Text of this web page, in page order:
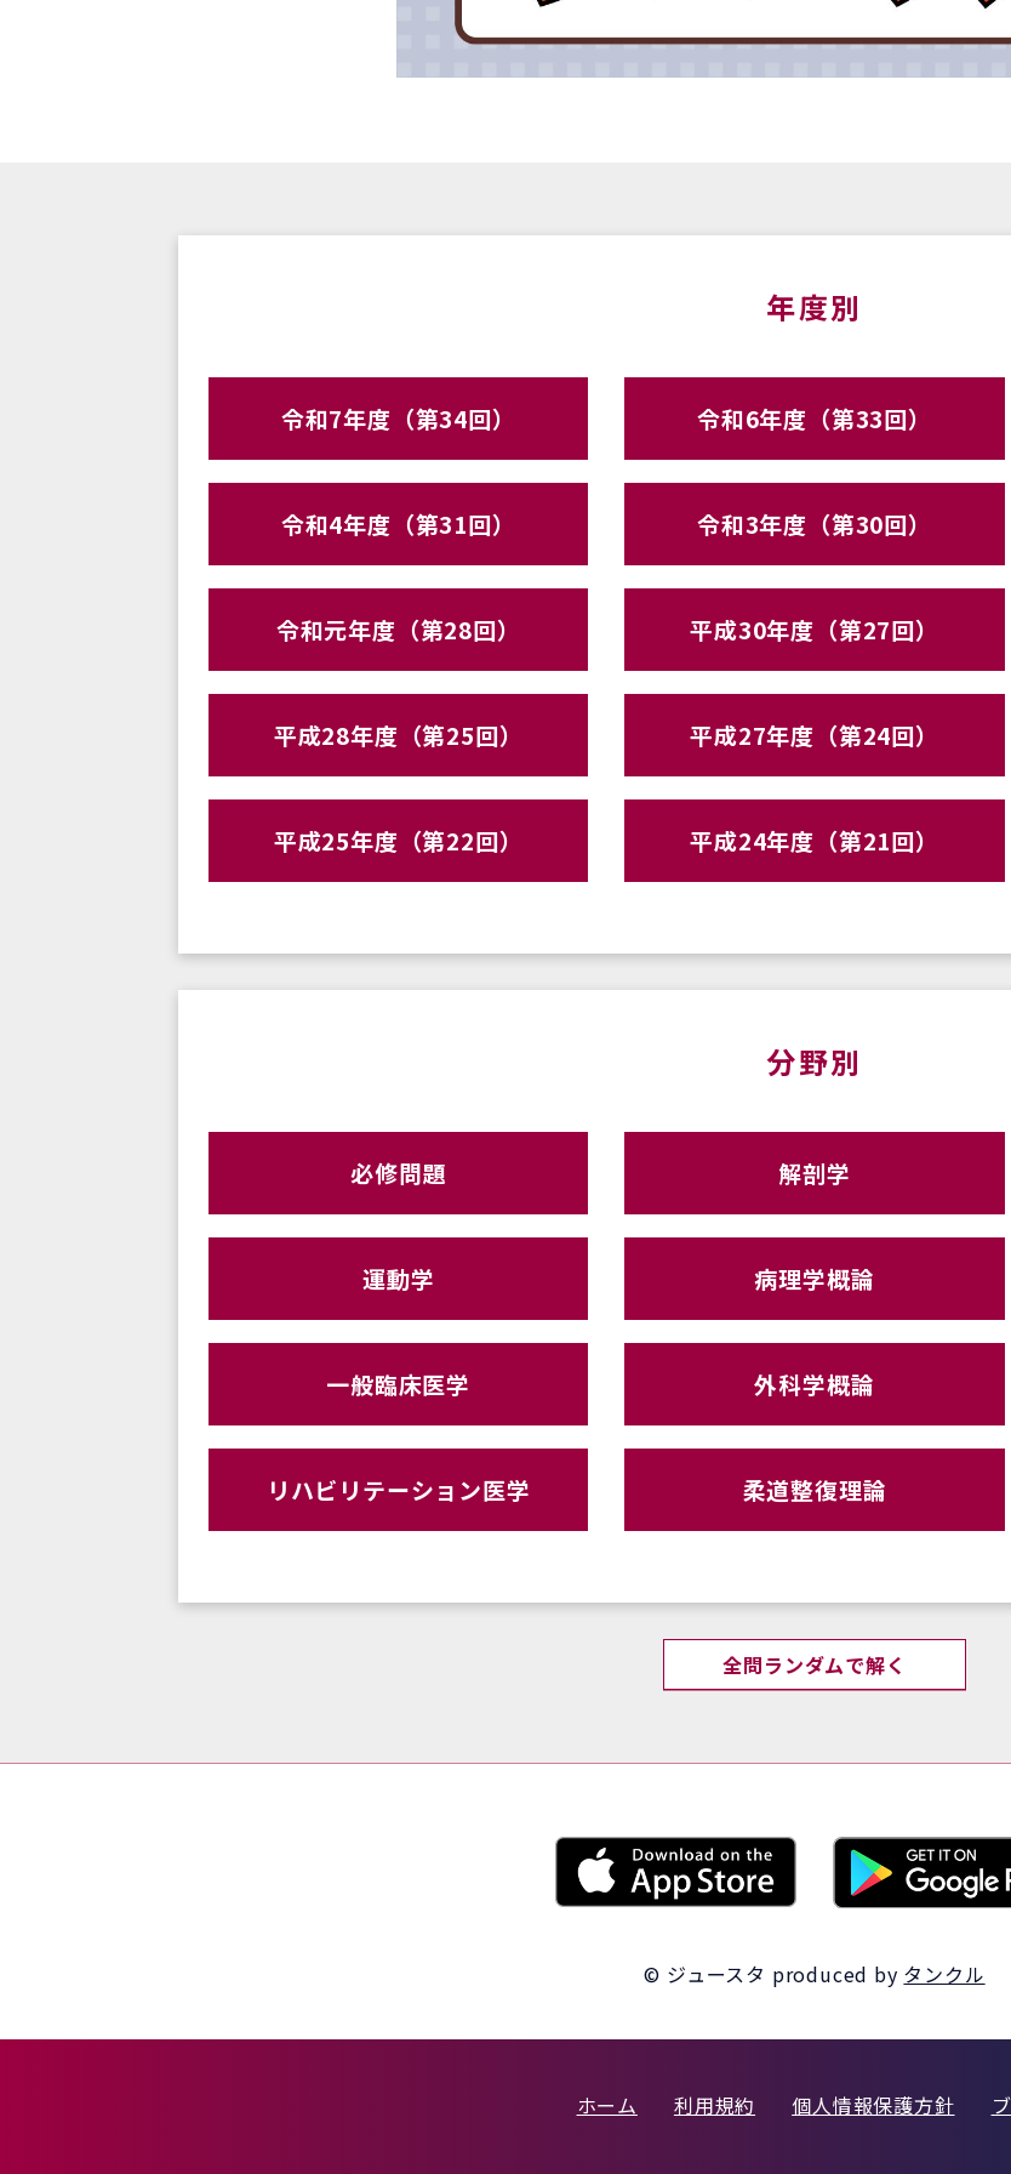
年度別
令和7年度（第34回） 令和6年度（第33回）
令和4年度（第31回） 令和3年度（第30回）
令和元年度（第28回） 平成30年度（第27回）
平成28年度（第25回） 平成27年度（第24回）
平成25年度（第22回） 平成24年度（第21回）
分野別
必修問題 解剖学
運動学 病理学概論
一般臨床医学 外科学概論
リハビリテーション医学 柔道整復理論
全問ランダムで解く
© ジュースタ produced by タンクル
ホーム 利用規約 個人情報保護方針